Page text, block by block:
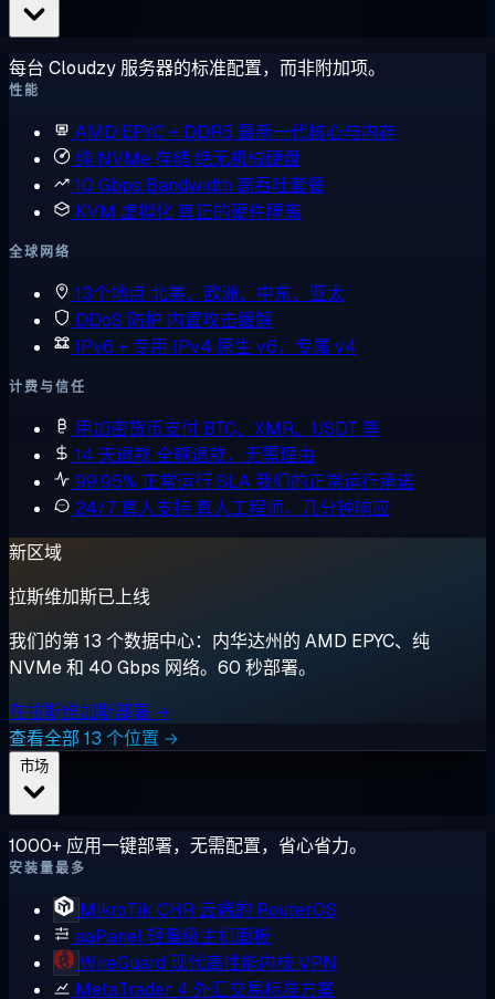
每台 Cloudzy 服务器的标准配置，而非附加项。
性能
AMD EPYC + DDR5 最新一代核心与内存
纯 NVMe 存储绝无机械硬盘
10 Gbps Bandwidth 高吞吐套餐
KVM 虚拟化 真正的硬件隔离
全球网络
13个地点 北美、欧洲、中东、亚太
DDoS 防护 内置攻击缓解
IPv6 + 专用 IPv4 原生 v6，专属 v4
计费与信任
用加密货币支付 BTC、XMR、USDT 等
14 天退款全额退款，无需理由
99.95% 正常运行 SLA我们的正常运行承诺
24/7 真人支持 真人工程师，几分钟响应
新区域
拉斯维加斯已上线
我们的第 13 个数据中心：内华达州的 AMD EPYC、纯
NVMe 和 40 Gbps 网络。60 秒部署。
在拉斯维加斯部署 →
查看全部 13 个位置 →
1000+ 应用一键部署，无需配置，省心省力。
安装量最多
MikroTik CHR 云端的 RouterOS
aaPanel轻量级主机面板
WireGuard 现代高性能内核 VPN
MetaTrader 4 外汇交易标准方案